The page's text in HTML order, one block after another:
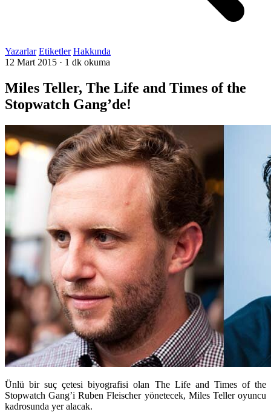
Yazarlar Etiketler Hakkında
12 Mart 2015 · 1 dk okuma
Miles Teller, The Life and Times of the
Stopwatch Gang’de!
Ünlü bir suç çetesi biyografisi olan The Life and Times of the
Stopwatch Gang’i Ruben Fleischer yönetecek, Miles Teller oyuncu
kadrosunda yer alacak.